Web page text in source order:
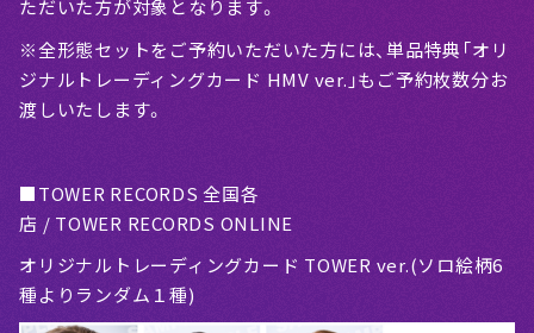
ただいた方が対象となります。
※全形態セットをご予約いただいた方には、単品特典「オリ
ジナルトレーディングカード HMV ver.」もご予約枚数分お
渡しいたします。
■TOWER RECORDS 全国各
店 / TOWER RECORDS ONLINE
オリジナルトレーディングカード TOWER ver.(ソロ絵柄6
種よりランダム１種)